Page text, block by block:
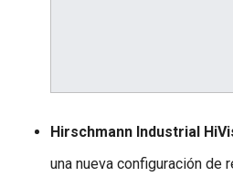
Hirschmann Industrial
una nueva configuración de